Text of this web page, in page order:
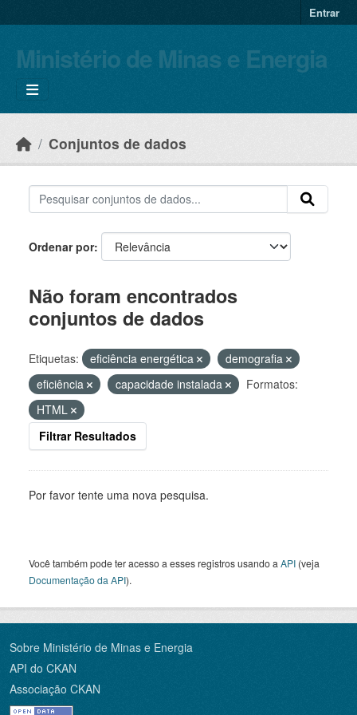
Entrar
Ministério de Minas e Energia
Conjuntos de dados
Ordenar por
Não foram encontrados
conjuntos de dados
Etiquetas: eficiência energética
demografia
eficiência
capacidade instalada
Formatos:
HTML
Filtrar Resultados
Por favor tente uma nova pesquisa.
Você também pode ter acesso a esses registros usando a API (veja
Documentação da API).
Sobre Ministério de Minas e Energia
API do CKAN
Associação CKAN